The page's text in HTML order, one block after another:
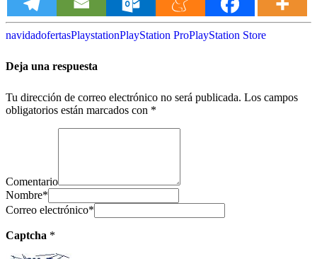
navidadofertasPlaystationPlayStation ProPlayStation Store
Deja una respuesta
Tu dirección de correo electrónico no será publicada. Los campos
obligatorios están marcados con *
Comentario
Nombre*
Correo electrónico*
Captcha *